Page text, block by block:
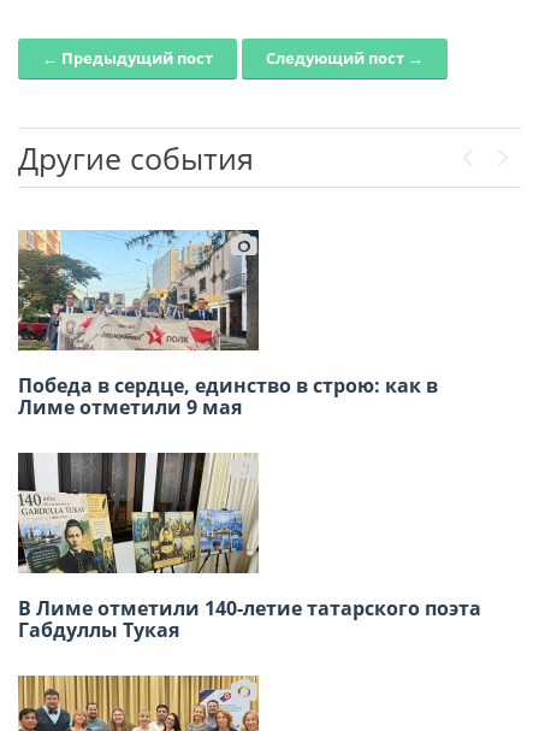
Post navigation
← Предыдущий пост Следующий пост →
Другие события
Победа в сердце, единство в строю: как в
Лиме отметили 9 мая
В Лиме отметили 140-летие татарского поэта
Габдуллы Тукая
Приглашаем на открытие выставки
художников — соотечественников 2026
Х международный конкурс детского рисунка
2026